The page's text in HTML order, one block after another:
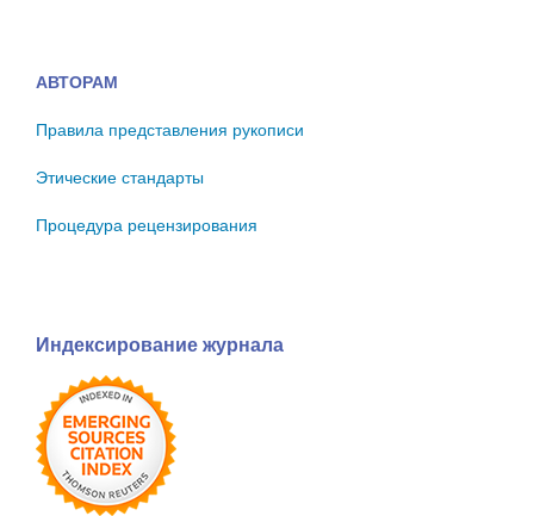
АВТОРАМ
Правила представления рукописи
Этические стандарты
Процедура рецензирования
Индексирование журнала